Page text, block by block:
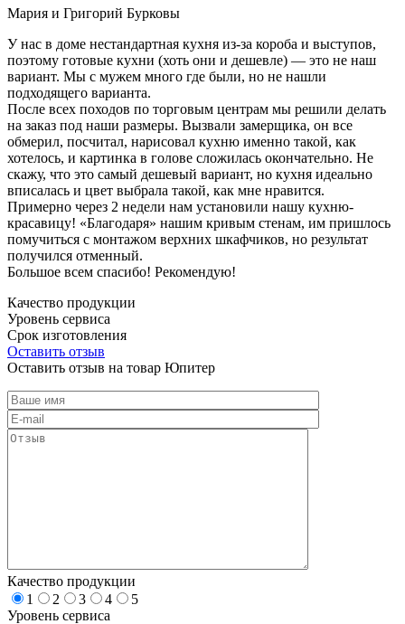
Мария и Григорий Бурковы
У нас в доме нестандартная кухня из-за короба и выступов,
поэтому готовые кухни (хоть они и дешевле) — это не наш
вариант. Мы с мужем много где были, но не нашли
подходящего варианта.
После всех походов по торговым центрам мы решили делать
на заказ под наши размеры. Вызвали замерщика, он все
обмерил, посчитал, нарисовал кухню именно такой, как
хотелось, и картинка в голове сложилась окончательно. Не
скажу, что это самый дешевый вариант, но кухня идеально
вписалась и цвет выбрала такой, как мне нравится.
Примерно через 2 недели нам установили нашу кухню-
красавицу! «Благодаря» нашим кривым стенам, им пришлось
помучиться с монтажом верхних шкафчиков, но результат
получился отменный.
Большое всем спасибо! Рекомендую!
Качество продукции
Уровень сервиса
Срок изготовления
Оставить отзыв
Оставить отзыв на товар Юпитер
Качество продукции
1
2 3 4
5
Уровень сервиса